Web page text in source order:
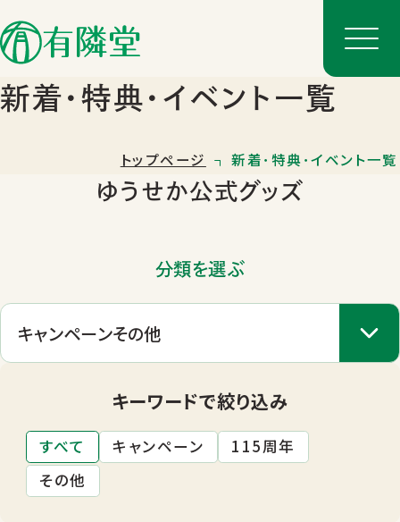
店舗一覧
新着･特典･イベント一覧
トップページ 新着･特典･イベント一覧
ゆうせか公式グッズ
分類を選ぶ
キーワードで絞り込み
すべて キャンペーン
115周年
その他